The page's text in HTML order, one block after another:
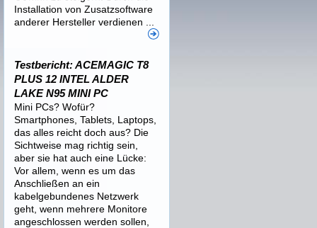
Installation von Zusatzsoftware
anderer Hersteller verdienen ...
Testbericht: ACEMAGIC T8
PLUS 12 INTEL ALDER
LAKE N95 MINI PC
Mini PCs? Wofür?
Smartphones, Tablets, Laptops,
das alles reicht doch aus? Die
Sichtweise mag richtig sein,
aber sie hat auch eine Lücke:
Vor allem, wenn es um das
Anschließen an ein
kabelgebundenes Netzwerk
geht, wenn mehrere Monitore
angeschlossen werden sollen,